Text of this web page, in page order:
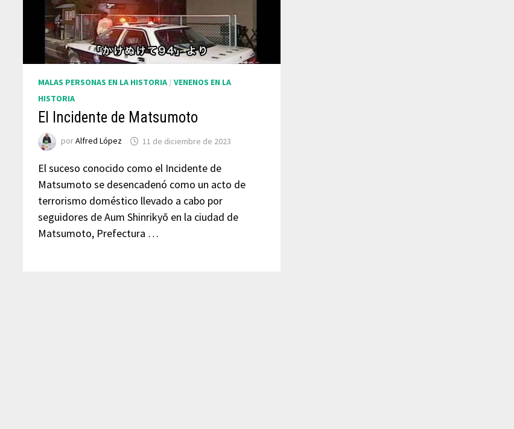
MALAS PERSONAS EN LA HISTORIA /VENENOS EN LA
HISTORIA
El Incidente de Matsumoto
porAlfred López 11 de diciembre de 2023
El suceso conocido como el Incidente de
Matsumoto se desencadenó como un acto de
terrorismo doméstico llevado a cabo por
seguidores de Aum Shinrikyō en la ciudad de
Matsumoto, Prefectura …